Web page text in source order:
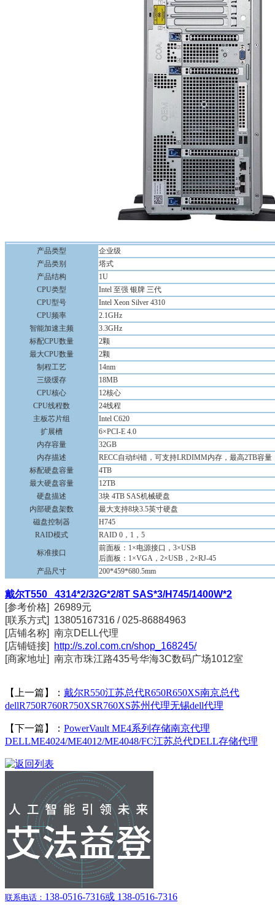
产品类型
企业级
产品类别
塔式
产品结构
1U
CPU类型
Intel 至强 银牌 三代
CPU型号
Intel Xeon Silver 4310
CPU频率
2.1GHz
智能加速主频
3.3GHz
标配CPU数量
2颗
最大CPU数量
2颗
制程工艺
14nm
三级缓存
18MB
CPU核心
12核心
CPU线程数
24线程
主板芯片组
Intel C620
扩展槽
6×PCI-E 4.0
内存容量
32GB
内存描述
RECC自动纠错，可支持LRDIMM内存，最高2TB容量
标配硬盘容量
4TB
最大硬盘容量
12TB
硬盘描述
3块 4TB SAS机械硬盘
内部硬盘架数
最大支持8块3.5英寸硬盘
磁盘控制器
H745
RAID模式
RAID 0，1，5
标准接口
前面板：1×电源接口，3×USB
后面板：1×VGA，2×USB，2×RJ-45
产品尺寸
200*459*680.5mm
戴尔T550 4314*2/32G*2/8T SAS*3/H745/1400W*2
[参考价格] 26989元
[联系方式] 13805167316 / 025-86884963
[店铺名称] 南京DELL代理
[店铺链接]
http://s.zol.com.cn/shop_168245/
[商家地址] 南京市珠江路435号华海3C数码广场1012室
【上一篇】： 戴尔R550江苏总代R650R650XS南京总代
dellR750R760R750XSR760XS苏州代理无锡dell代理
【下一篇】： PowerVault ME4系列存储南京代理
DELLME4024/ME4012/ME4048/FC江苏总代DELL存储代理
联系电话： 138-0516-7316或 138-0516-7316